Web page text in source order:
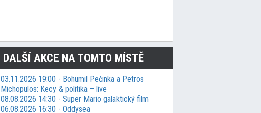
DALŠÍ AKCE NA TOMTO MÍSTĚ
03.11.2026 19:00 - Bohumil Pečinka a Petros
Michopulos: Kecy & politika – live
08.08.2026 14:30 - Super Mario galaktický film
06.08.2026 16:30 - Oddysea